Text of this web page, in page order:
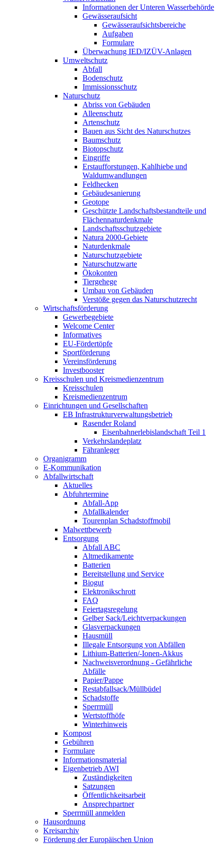
Informationen der Unteren Wasserbehörde
Gewässeraufsicht
Gewässeraufsichtsbereiche
Aufgaben
Formulare
Überwachung IED/IZÜV-Anlagen
Umweltschutz
Abfall
Bodenschutz
Immissionsschutz
Naturschutz
Abriss von Gebäuden
Alleenschutz
Artenschutz
Bauen aus Sicht des Naturschutzes
Baumschutz
Biotopschutz
Eingriffe
Erstaufforstungen, Kahlhiebe und
Waldumwandlungen
Feldhecken
Gebäudesanierung
Geotope
Geschützte Landschaftsbestandteile und
Flächennaturdenkmale
Landschaftsschutzgebiete
Natura 2000-Gebiete
Naturdenkmale
Naturschutzgebiete
Naturschutzwarte
Ökokonten
Tiergehege
Umbau von Gebäuden
Verstöße gegen das Naturschutzrecht
Wirtschaftsförderung
Gewerbegebiete
Welcome Center
Informatives
EU-Fördertöpfe
Sportförderung
Vereinsförderung
Investbooster
Kreisschulen und Kreismedienzentrum
Kreisschulen
Kreismedienzentrum
Einrichtungen und Gesellschaften
EB Infrastruktur­verwaltungsbetrieb
Rasender Roland
Eisenbahnerlebis­landschaft Teil 1
Verkehrslandeplatz
Fähranleger
Organigramm
E-Kommunikation
Abfallwirtschaft
Aktuelles
Abfuhrtermine
Abfall-App
Abfallkalender
Tourenplan Schadstoffmobil
Malwettbewerb
Entsorgung
Abfall ABC
Altmedikamente
Batterien
Bereitstellung und Service
Biogut
Elektronikschrott
FAQ
Feiertagsregelung
Gelber Sack/Leichtverpackungen
Glasverpackungen
Hausmüll
Illegale Entsorgung von Abfällen
Lithium-Batterien/-Ionen-Akkus
Nachweisverordnung - Gefährliche
Abfälle
Papier/Pappe
Restabfallsack/Müllbüdel
Schadstoffe
Sperrmüll
Wertstoffhöfe
Winterhinweis
Kompost
Gebühren
Formulare
Informationsmaterial
Eigenbetrieb AWI
Zuständigkeiten
Satzungen
Öffentlichkeitsarbeit
Ansprechpartner
Sperrmüll anmelden
Hausordnung
Kreisarchiv
Förderung der Europäischen Union